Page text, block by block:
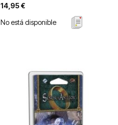
14,95 €
No está disponible